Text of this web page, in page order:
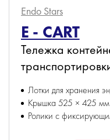
Endo Stars
Е - CART
Тележка
Лотки для хранения
Крышка 525 × 425 мм
Ролики с